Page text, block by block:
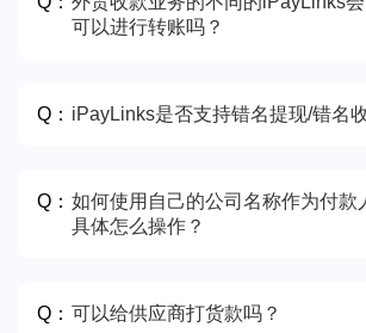
可以进行转账吗？
Q： iPayLinks是否支持错名提现/错名
Q： 如何使用自己的公司名称作为付款
具体怎么操作？
Q： 可以给供应商打货款吗？